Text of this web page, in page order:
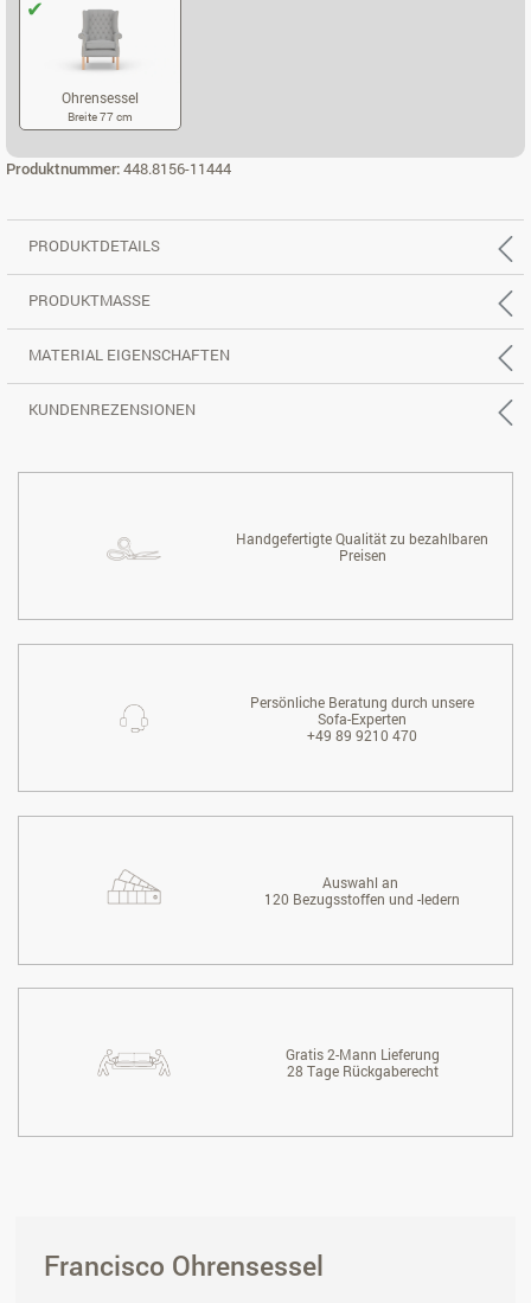
Ohrensessel
Breite 77 cm
Produktnummer:448.8156-11444
PRODUKTDETAILS
PRODUKTMASSE
MATERIAL EIGENSCHAFTEN
KUNDENREZENSIONEN
Handgefertigte Qualität zu bezahlbaren
Preisen
Persönliche Beratung durch unsere
Sofa-Experten
+49 89 9210 470
Auswahl an
120 Bezugsstoffen und -ledern
Gratis 2-Mann Lieferung
28 Tage Rückgaberecht
Francisco Ohrensessel